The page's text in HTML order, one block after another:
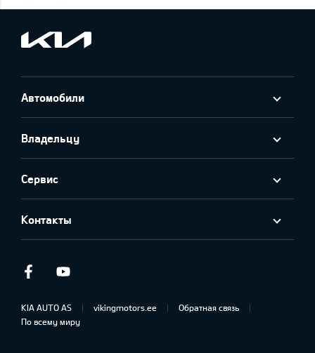
Автомобили
Владельцу
Сервис
Контакты
Facebook
KIA AUTO AS vikingmotors.ee
Обратная связь
По всему миру